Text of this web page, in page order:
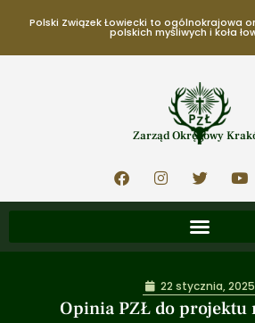
Polski Związek Łowiecki to ogólnokrajowa
polskich myśliwych i koła
Zarząd Okręgowy
Opinia PZŁ do projektu
22 stycznia, 2025